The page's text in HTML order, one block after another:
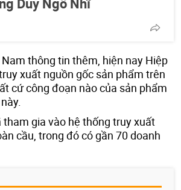
thông tin thêm, hiện nay Hiệp
xuất nguồn gốc sản phẩm trên
cứ công đoạn nào của sản phẩm
gia vào hệ thống truy xuất
cầu, trong đó có gần 70 doanh